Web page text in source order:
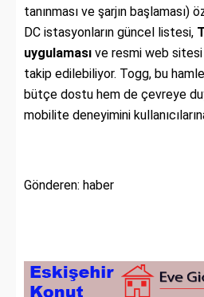
tanınması ve şarjın başlaması)
DC istasyonların güncel listesi,
uygulaması ve resmi web sitesi
takip edilebiliyor. Togg, bu
bütçe dostu hem de çevreye
mobilite deneyimini
Gönderen: haber